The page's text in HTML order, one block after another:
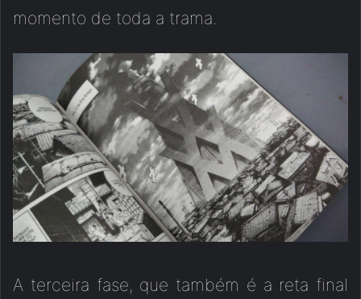
momento de toda a trama.
A terceira fase, que também é a reta final